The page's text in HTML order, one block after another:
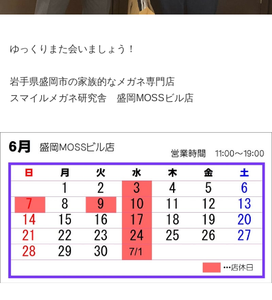
ゆっくりまた会いましょう！
岩手県盛岡市の家族的なメガネ専門店
スマイルメガネ研究舎 盛岡MOSSビル店